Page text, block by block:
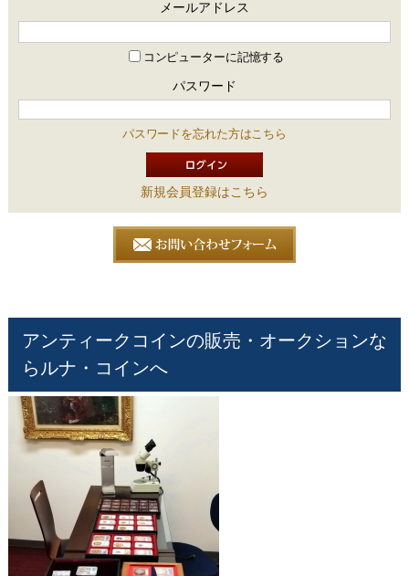
メールアドレス
コンピューターに記憶する
パスワード
パスワードを忘れた方はこちら
新規会員登録はこちら
アンティークコインの販売・オークションな
らルナ・コインへ